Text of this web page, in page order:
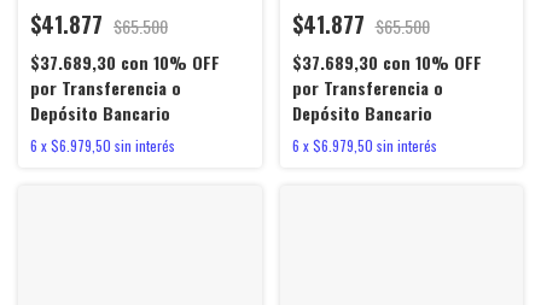
$41.877 $65.500
$37.689,30 con 10% OFF
por Transferencia o
Depósito Bancario
6 x$6.979,50 sin interés
$41.877 $65.500
$37.689,30 con 10% OFF
por Transferencia o
Depósito Bancario
6 x$6.979,50 sin interés